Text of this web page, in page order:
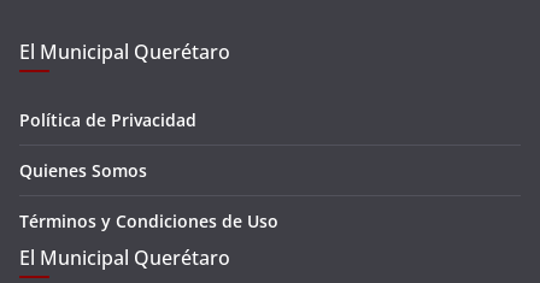
El Municipal Querétaro
Política de Privacidad
Quienes Somos
Términos y Condiciones de Uso
El Municipal Querétaro